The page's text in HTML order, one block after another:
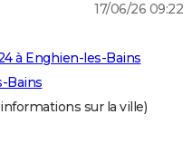
17/06/26 09:22
à Enghien-les-Bains
Bains
sur la ville)